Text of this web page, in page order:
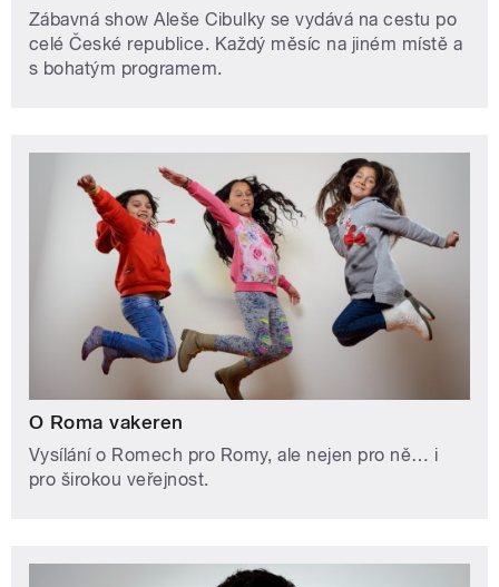
Zábavná show Aleše Cibulky se vydává na cestu po
celé České republice. Každý měsíc na jiném místě a
s bohatým programem.
O Roma vakeren
Vysílání o Romech pro Romy, ale nejen pro ně… i
pro širokou veřejnost.